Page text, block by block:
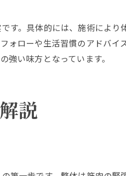
で根本対策
ばれる理由
ポイント
福町施術の効果
待できる理由
しを実現する方法
す。具体的には、施術により
ォローや生活習慣のアドバイ
い味方となっています。
説